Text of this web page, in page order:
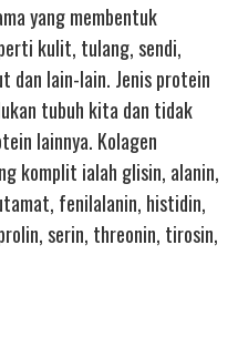
yang membentuk
kulit, tulang, sendi,
dan lain-lain. Jenis protein
tubuh kita dan tidak
lainnya. Kolagen
komplit ialah glisin, alanin,
fenilalanin, histidin,
serin, threonin, tirosin,